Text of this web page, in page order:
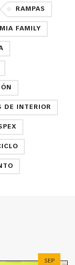
RAMPAS
FAMILY
DE INTERIOR
SEP